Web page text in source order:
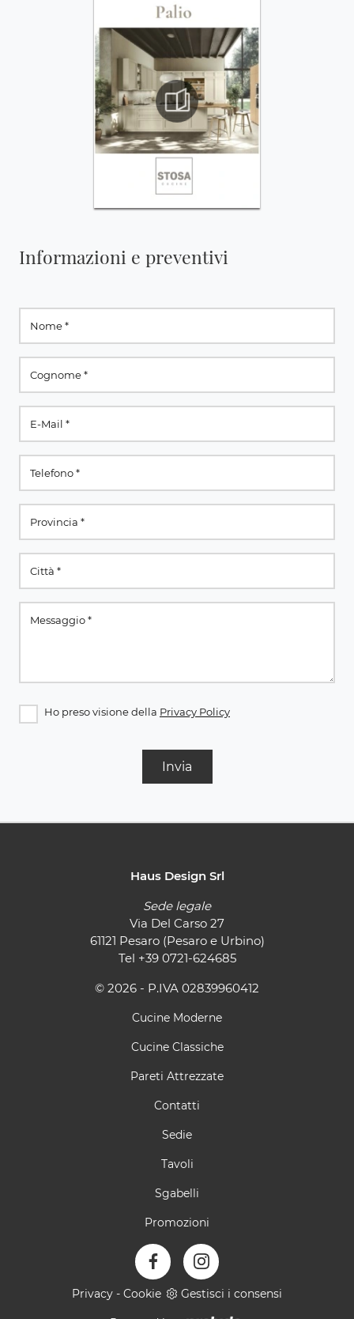
Informazioni e preventivi
Ho preso visione della Privacy Policy
Invia
Haus Design Srl
Sede legale
Via Del Carso 27
61121 Pesaro (Pesaro e Urbino)
Tel +39 0721-624685
© 2026 - P.IVA 02839960412
Cucine Moderne
Cucine Classiche
Pareti Attrezzate
Contatti
Sedie
Tavoli
Sgabelli
Promozioni
Privacy - Cookie Gestisci i consensi